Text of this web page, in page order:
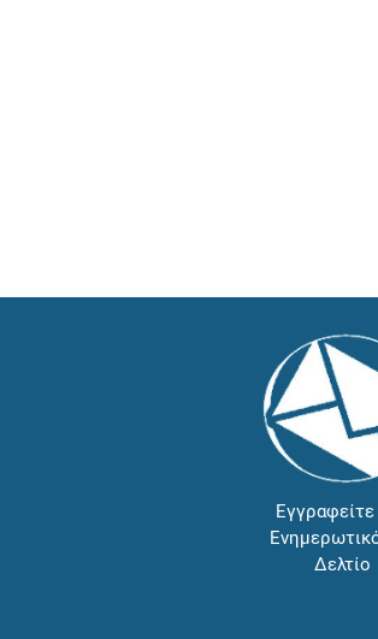
Δελτίο